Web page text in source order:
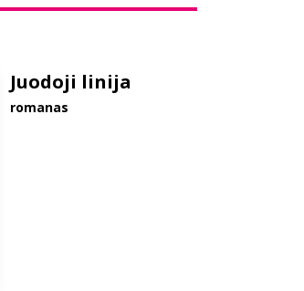
Juodoji linija
romanas